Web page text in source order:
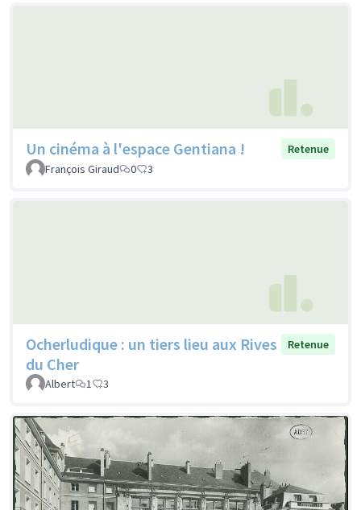
Un cinéma à l'espace Gentiana !
Retenue
François Giraud
0 3
Ocherludique : un tiers lieu aux Rives
du Cher
Retenue
Albert 1 3